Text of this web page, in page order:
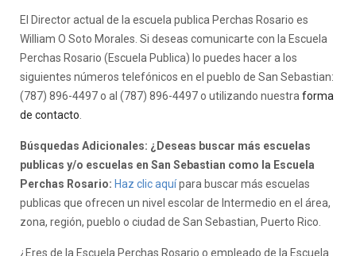
El Director actual de la escuela publica Perchas Rosario es
William O Soto Morales. Si deseas comunicarte con la Escuela
Perchas Rosario (Escuela Publica) lo puedes hacer a los
siguientes números telefónicos en el pueblo de San Sebastian:
(787) 896-4497 o al (787) 896-4497 o utilizando nuestra forma
de contacto
Búsquedas Adicionales: ¿Deseas buscar más escuelas
publicas y/o escuelas en San Sebastian como la Escuela
Perchas Rosario: Haz clic aquípara buscar más escuelas
publicas que ofrecen un nivel escolar de Intermedio en el área,
zona, región, pueblo o ciudad de San Sebastian, Puerto Rico.
¿Eres de la Escuela Perchas Rosario o empleado de la Escuela